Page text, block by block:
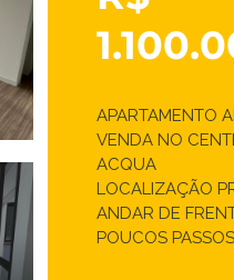
APARTAMENTO
VENDA NO
ACQUA
LOCALIZAÇÃO
ANDAR DE
POUCOS PASSOS